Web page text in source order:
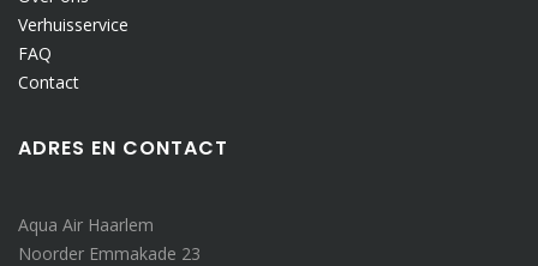
Verhuisservice
FAQ
Contact
ADRES EN CONTACT
Aqua Air Haarlem
Noorder Emmakade 23